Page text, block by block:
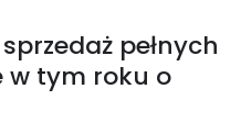
pełnych
w tym roku o